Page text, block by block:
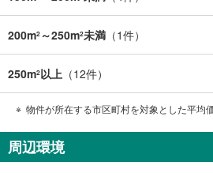
200m2 ～250m2未満 （1件）
250m2以上 （12件）
物件が所在する市区町村を対象とした平均
周辺環境